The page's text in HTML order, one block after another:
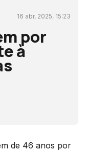
16 abr, 2025, 15:23
por
à
de 46 anos por